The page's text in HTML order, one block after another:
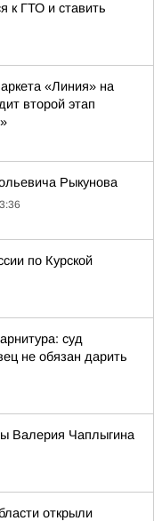
к ГТО и ставить
«Линия» на
второй этап
Рыкунова
по Курской
суд
не обязан дарить
Валерия Чаплыгина
открыли